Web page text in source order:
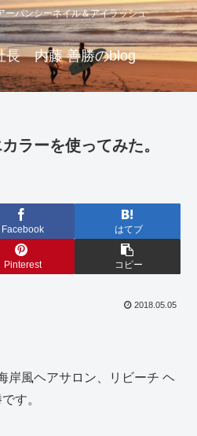
ーバンシーネイル＆アイラッシュ
長 内藤 善勝のblog
ラーを使ってみた。
Facebook はてブ
Pinterest コピー
2018.05.05
岸風ヘアサロン、リビーチ ヘ
す。